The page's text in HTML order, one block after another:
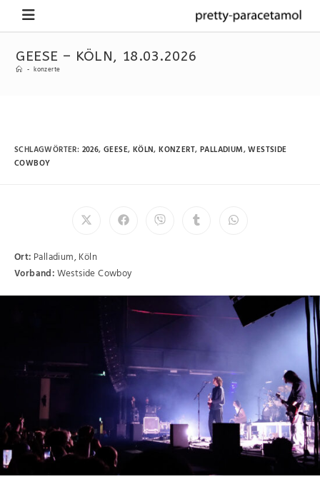
GEESE – KÖLN, 18.03.2026
- konzerte
SCHLAGWÖRTER: 2026, GEESE, KÖLN, KONZERT, PALLADIUM,WESTSIDE
COWBOY
Ort: Palladium, Köln
Vorband:Westside Cowboy